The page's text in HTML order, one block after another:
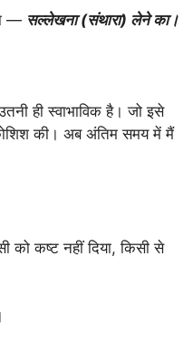
— सल्लेखना (संथारा) लेने का।
ही स्वाभाविक है। जो इसे
की। अब अंतिम समय में मैं
को कष्ट नहीं दिया, किसी से